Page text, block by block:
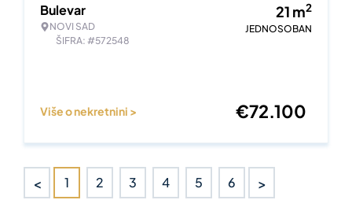
Bulevar
NOVI SAD
ŠIFRA: #572548
21 m2
JEDNOSOBAN
Više o nekretnini > €72.100
< 1 2 3 4 5 6 >